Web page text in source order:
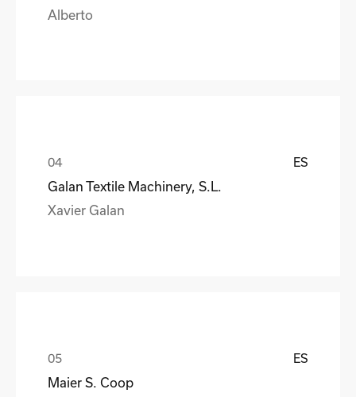
Alberto
ES
Galan Textile Machinery, S.L.
Xavier Galan
ES
Maier S. Coop